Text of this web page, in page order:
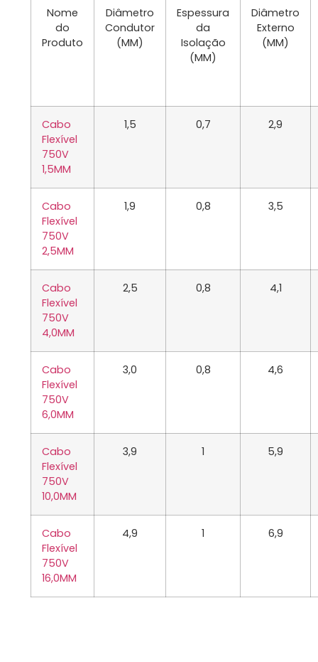
Nome
do
Produto
Diâmetro
Condutor
(MM)
Espessura
da
Isolação
(MM)
Diâmetro
Externo
(MM)
Cabo
Flexível
750V
1,5MM
1,5 0,7 2,9
Cabo
Flexível
750V
2,5MM
1,9 0,8 3,5
Cabo
Flexível
750V
4,0MM
2,5 0,8 4,1
Cabo
Flexível
750V
6,0MM
3,0 0,8 4,6
Cabo
Flexível
750V
10,0MM
3,9 1 5,9
Cabo
Flexível
750V
16,0MM
4,9 1 6,9